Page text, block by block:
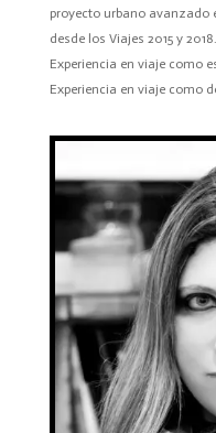
proyecto urbano avanzado
desde los Viajes 2015 y 2018.
Experiencia en viaje como
Experiencia en viaje como